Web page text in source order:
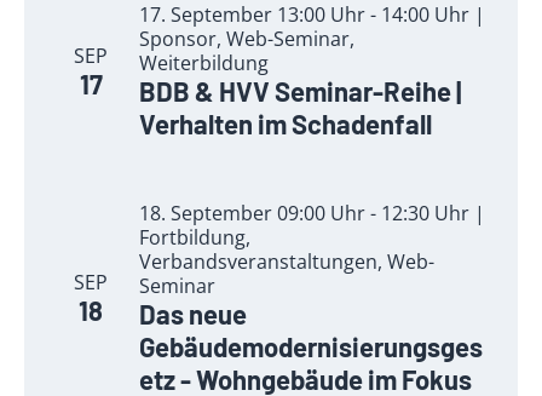
SEP
17
17. September 13:00 Uhr - 14:00 Uhr |
Sponsor, Web-Seminar,
Weiterbildung
BDB & HVV Seminar-Reihe |
Verhalten im Schadenfall
SEP
18
18. September 09:00 Uhr - 12:30 Uhr |
Fortbildung,
Verbandsveranstaltungen, Web-
Seminar
Das neue
Gebäudemodernisierungsges
etz - Wohngebäude im Fokus